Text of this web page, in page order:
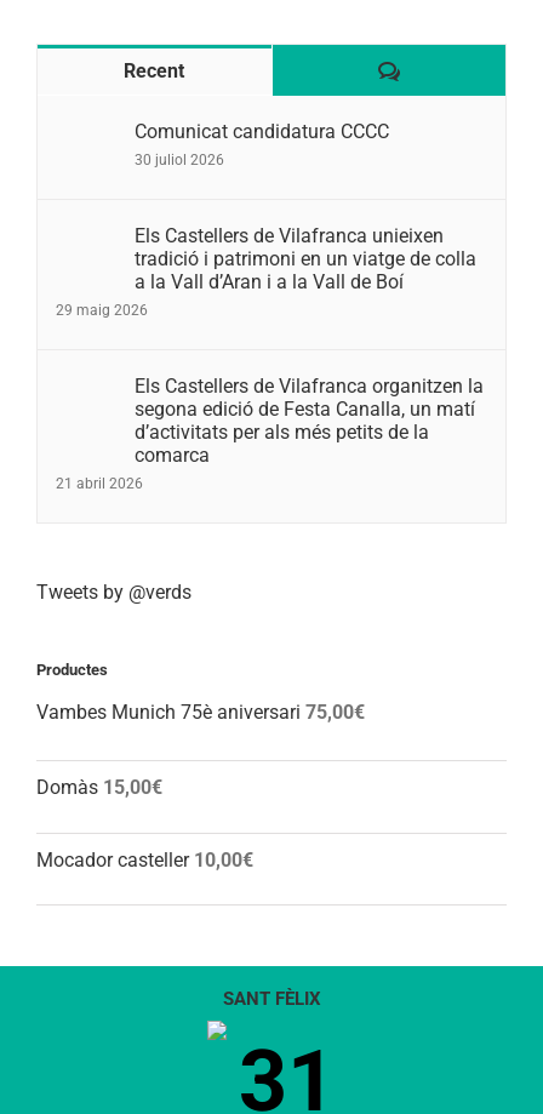
Recent Comentaris
Comunicat candidatura CCCC
30 juliol 2026
Els Castellers de Vilafranca unieixen
tradició i patrimoni en un viatge de colla
a la Vall d’Aran i a la Vall de Boí
29 maig 2026
Els Castellers de Vilafranca organitzen la
segona edició de Festa Canalla, un matí
d’activitats per als més petits de la
comarca
21 abril 2026
Tweets by @verds
Productes
Vambes Munich 75è aniversari 75,00€
Domàs 15,00€
Mocador casteller 10,00€
SANT FÈLIX
31